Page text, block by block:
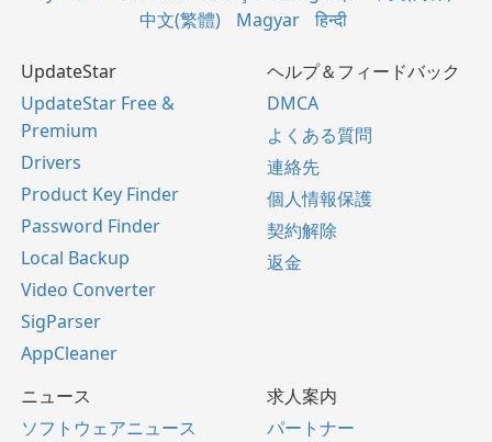
中文(繁體)
Magyar हिन्दी
UpdateStar
UpdateStar Free &
Premium
Drivers
Product Key Finder
Password Finder
Local Backup
Video Converter
SigParser
AppCleaner
ヘルプ＆フィードバック
DMCA
よくある質問
連絡先
個人情報保護
契約解除
返金
ニュース
ソフトウェアニュース
求人案内
パートナー